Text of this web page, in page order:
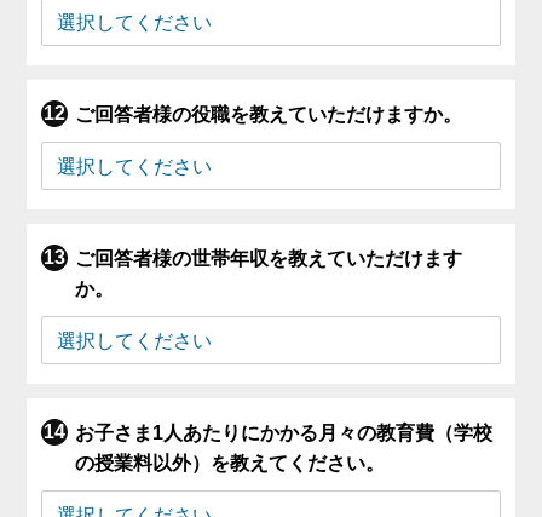
ご回答者様の役職を教えていただけますか。
ご回答者様の世帯年収を教えていただけます
か。
お子さま1人あたりにかかる月々の教育費（学校
の授業料以外）を教えてください。